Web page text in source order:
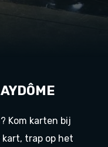
Kom karten bij
kart, trap op het